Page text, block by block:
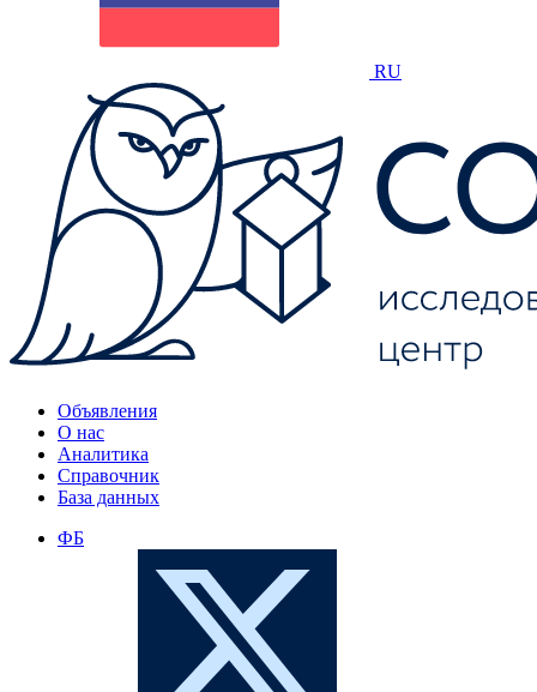
RU
Объявления
О нас
Аналитика
Справочник
База данных
ФБ